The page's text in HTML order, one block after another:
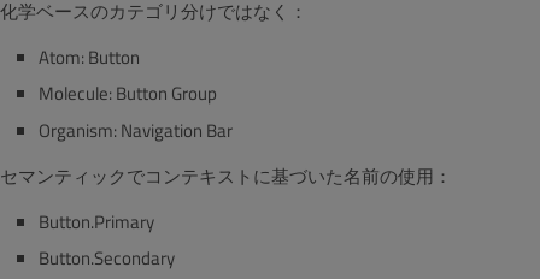
化学ベースのカテゴリ分けではなく：
Atom: Button
Molecule: Button Group
Organism: Navigation Bar
セマンティックでコンテキストに基づいた名前の使用：
Button.Primary
Button.Secondary